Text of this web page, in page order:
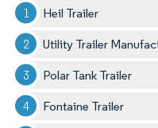
Heil Trailer
Utility Trailer
Polar Tank Trailer
Fontaine Trailer